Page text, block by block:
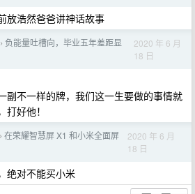
放浩然爸爸讲神话故事
› 负能量吐槽向，毕业五年差距显
2020 年 6 月
18 日
副不一样的牌，我们这一生要做的事情就
好他！
› 在荣耀智慧屏 X1 和小米全面屏
2020 年 6 月
18 日
绝对不能买小米